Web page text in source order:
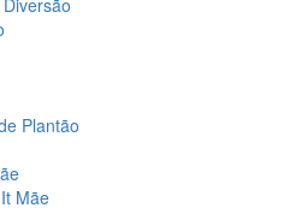
Plantão
Mãe